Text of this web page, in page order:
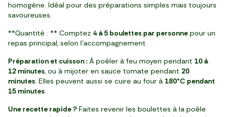
homogène. Idéal pour des préparations simples mais toujours
savoureuses.
**Quantité : ** Comptez 4 à 5 boulettes par personne pour un
repas principal, selon l’accompagnement.
Préparation et cuisson : À poêler à feu moyen pendant 10 à
12 minutes, ou à mijoter en sauce tomate pendant 20
minutes. Elles peuvent aussi se cuire au four à 180°C pendant
15 minutes.
Une recette rapide ? Faites revenir les boulettes à la poêle